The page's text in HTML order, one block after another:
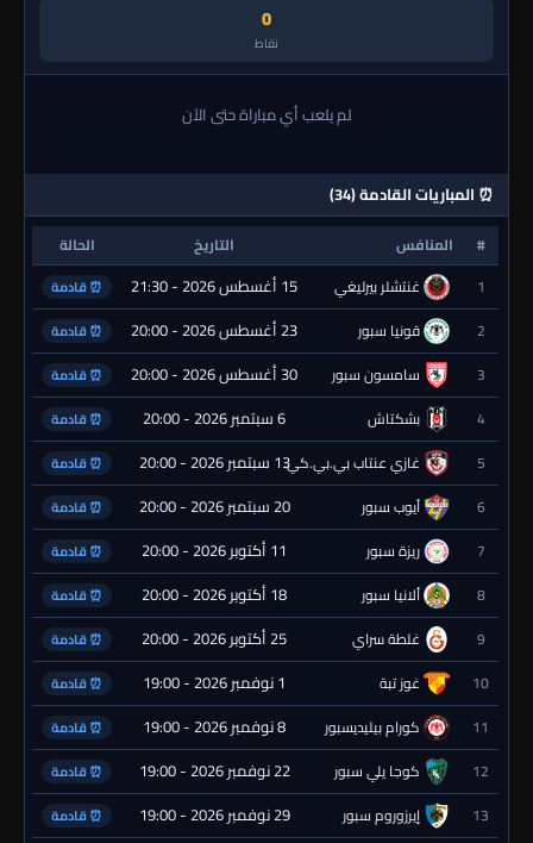
0
نقاط
لم يلعب أي مباراة حتى الآن
⏰ المباريات القادمة (34)
# المنافس التاريخ
الحالة
1
غنتشلر بيرليغي 15 أغسطس 2026 - 21:30 ⏰ قادمة
2 قونيا سبور 23 أغسطس 2026 - 20:00 ⏰ قادمة
3 سامسون سبور 30 أغسطس 2026 - 20:00 ⏰ قادمة
4 بشكتاش 6 سبتمبر 2026 - 20:00 ⏰ قادمة
5 غازي عنتاب بي.بي.كي.13 سبتمبر 2026 - 20:00 ⏰ قادمة
6 أيوب سبور 20 سبتمبر 2026 - 20:00 ⏰ قادمة
7 ريزة سبور 11 أكتوبر 2026 - 20:00 ⏰ قادمة
8 ألانيا سبور 18 أكتوبر 2026 - 20:00 ⏰ قادمة
9 غلطة سراي 25 أكتوبر 2026 - 20:00 ⏰ قادمة
10 غوز تبة 1 نوفمبر 2026 - 19:00 ⏰ قادمة
11 كورام بيليديسبور 8 نوفمبر 2026 - 19:00 ⏰ قادمة
12 كوجا يلي سبور 22 نوفمبر 2026 - 19:00 ⏰ قادمة
13 إيرزوروم سبور 29 نوفمبر 2026 - 19:00 ⏰ قادمة